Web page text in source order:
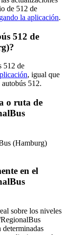
de 512 de
la aplicación.
512 de
512 de
, igual que
512.
o ruta de
(Hamburg)
en el
sobre los niveles